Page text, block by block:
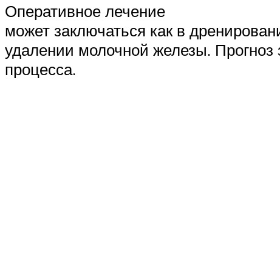
Оперативное лечение
может заключаться как в
удалении молочной железы. Прогноз
процесса.